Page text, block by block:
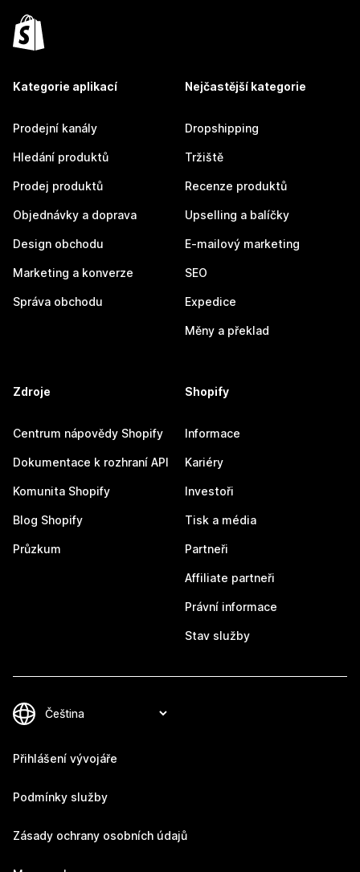
Kategorie aplikací
Prodejní kanály
Hledání produktů
Prodej produktů
Objednávky a doprava
Design obchodu
Marketing a konverze
Správa obchodu
Nejčastější kategorie
Dropshipping
Tržiště
Recenze produktů
Upselling a balíčky
E-mailový marketing
SEO
Expedice
Měny a překlad
Zdroje
Centrum nápovědy Shopify
Dokumentace k rozhraní API
Komunita Shopify
Blog Shopify
Průzkum
Shopify
Informace
Kariéry
Investoři
Tisk a média
Partneři
Affiliate partneři
Právní informace
Stav služby
Přihlášení vývojáře
Podmínky služby
Zásady ochrany osobních údajů